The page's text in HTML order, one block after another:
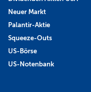
Neuer Markt
Palantir-Aktie
Squeeze-Outs
US-Börse
US-Notenbank